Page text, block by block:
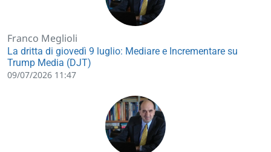
Franco Meglioli
La dritta di giovedì 9 luglio: Mediare e Incrementare su
Trump Media (DJT)
09/07/2026 11:47